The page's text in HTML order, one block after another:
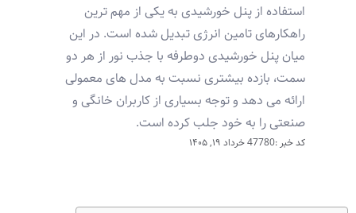
استفاده از پنل خورشیدی به یکی از مهم ترین
راهکارهای تامین انرژی تبدیل شده است. در این
میان پنل خورشیدی دوطرفه با جذب نور از هر دو
سمت، بازده بیشتری نسبت به مدل های معمولی
ارائه می دهد و توجه بسیاری از کاربران خانگی و
صنعتی را به خود جلب کرده است.
کد خبر :47780 خرداد ۱۹, ۱۴۰۵